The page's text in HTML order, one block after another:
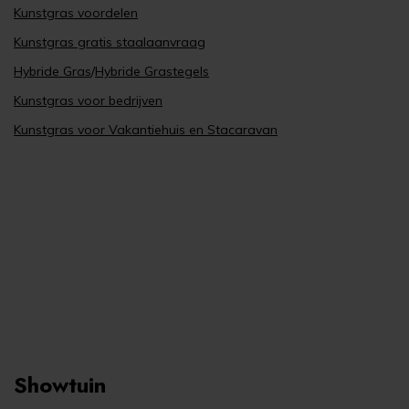
Kunstgras voordelen
Kunstgras gratis staalaanvraag
Hybride Gras/Hybride Grastegels
Kunstgras voor bedrijven
Kunstgras voor Vakantiehuis en Stacaravan
Showtuin